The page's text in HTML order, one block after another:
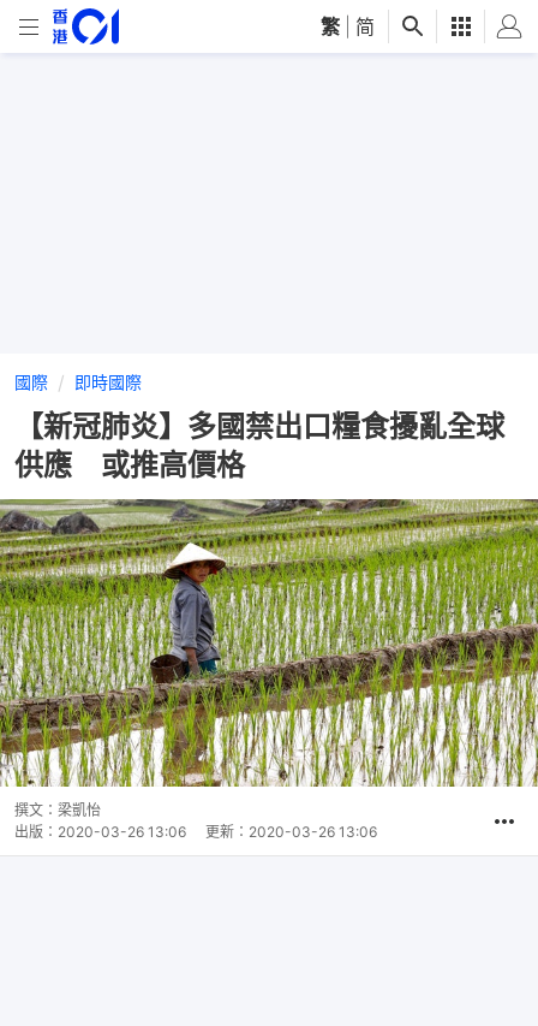
繁 简
國際 即時國際
【新冠肺炎】多國禁出口糧食擾亂全球
供應 或推高價格
撰文： 梁凱怡
出版： 2020-03-26 13:06 更新： 2020-03-26 13:06